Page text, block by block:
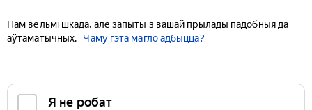
Нам вельмі шкада, але запыты з вашай прылады падобныя да
аўтаматычных.
Чаму гэта магло адбыцца?
Я не робат